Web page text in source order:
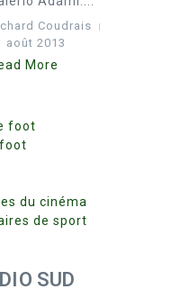
Coudrais
août 2013
More
foot
du cinéma
de sport
SUD